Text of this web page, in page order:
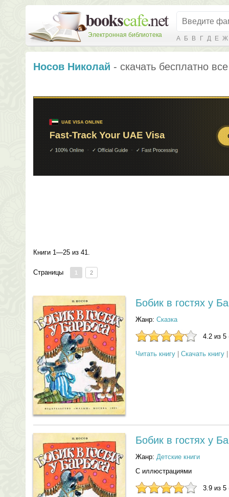
Электронная библиотека А Б В Г Д Е Ж
Носов Николай - скачать бесплатно
Книги 1—25 из 41.
Страницы 1 2
Бобик в гостях у
Жанр: Сказка
4.2 из 5
Читать книгу Скачать книгу
Бобик в гостях у
Жанр: Детские книги
С иллюстрациями
3.9 из 5